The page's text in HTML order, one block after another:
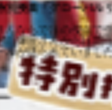
業「グローバルリー
らではの視点で生徒
星さんからは同年代
が送られていました。